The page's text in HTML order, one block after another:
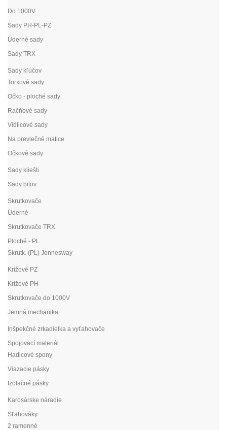
Do 1000V
Sady PH-PL-PZ
Úderné sady
Sady TRX
Sady kľúčov
Torxové sady
Očko - ploché sady
Račňové sady
Vidlicové sady
Na prevlečné matice
Očkové sady
Sady kliešti
Sady bitov
Skrutkovače
Úderné
Skrutkovače TRX
Ploché - PL
Skrutk. (PL) Jonnesway
Krížové PZ
Krížové PH
Skrutkovače do 1000V
Jemná mechanika
Inšpekčné zrkadielka a vyťahovače
Spojovací materiál
Hadicové spony
Viazacie pásky
Izolačné pásky
Karosárske náradie
Sťahováky
2 ramenné